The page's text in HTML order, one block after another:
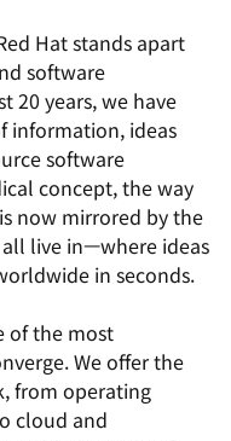
Hat stands apart
software
20 years, we have
information, ideas
software
concept, the way
now mirrored by the
live in—where ideas
in seconds.
of the most
We offer the
from operating
cloud and